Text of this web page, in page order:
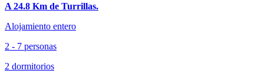
A 24.8 Km de Turrillas.
Alojamiento entero
2 - 7 personas
2 dormitorios